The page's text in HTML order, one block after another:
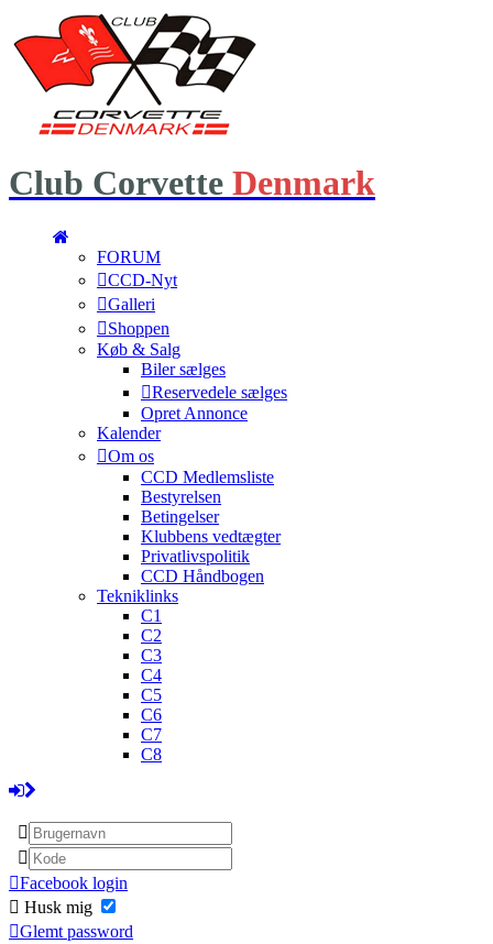
Club Corvette Denmark
FORUM
CCD-Nyt
Galleri
Shoppen
Køb & Salg
Biler sælges
Reservedele sælges
Opret Annonce
Kalender
Om os
CCD Medlemsliste
Bestyrelsen
Betingelser
Klubbens vedtægter
Privatlivspolitik
CCD Håndbogen
Tekniklinks
C1
C2
C3
C4
C5
C6
C7
C8
Facebook login
Husk mig
Glemt password